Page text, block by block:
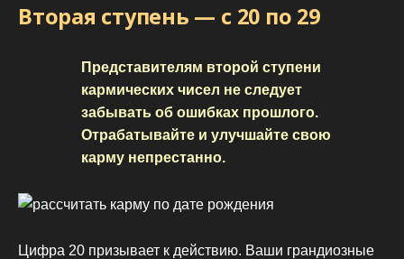
Вторая ступень — с 20 по 29
Представителям второй ступени
кармических чисел не следует
забывать об ошибках прошлого.
Отрабатывайте и улучшайте свою
карму непрестанно.
Цифра 20 призывает к действию. Ваши грандиозные